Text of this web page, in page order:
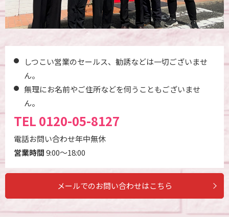
しつこい営業のセールス、勧誘などは一切ございませ
ん。
無理にお名前やご住所などを伺うこともございませ
ん。
TEL 0120-05-8127
電話お問い合わせ年中無休
営業時間9:00～18:00
メールでのお問い合わせはこちら